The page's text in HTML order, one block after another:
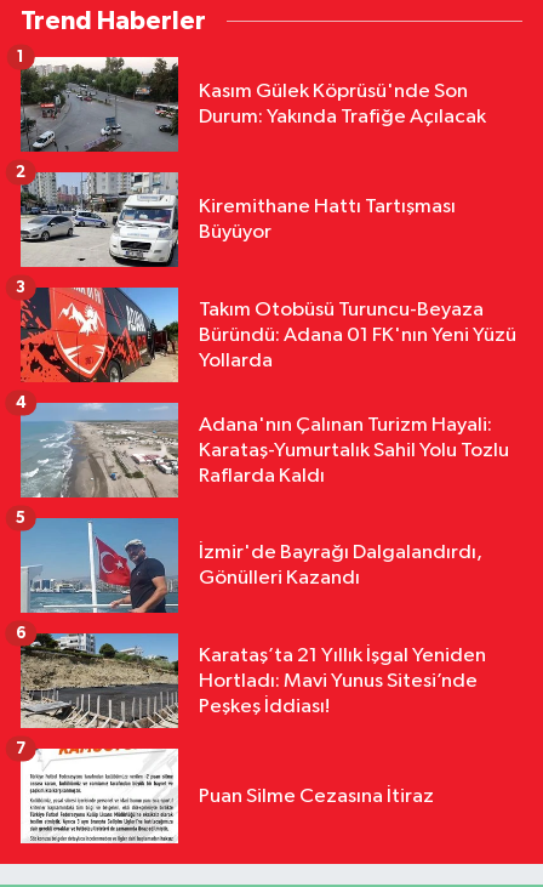
İşçinin Cenazesi Ailesine Teslim
12:16Feke’de Mahalle Çalışmaları
11:31Yumurtalık’ta Yollar,
Yerel Yönetimler
11:29Kozan’da Yaz Konserleri
Trend Haberler
Kasım Gülek Köprüsü'nde Son
Durum: Yakında Trafiğe Açılacak
1
Kiremithane Hattı Tartışması
Büyüyor
2
Takım Otobüsü Turuncu-Beyaza
Büründü: Adana 01 FK'nın Yeni Yüzü
Yollarda
3
Adana'nın Çalınan Turizm Hayali:
Karataş-Yumurtalık Sahil Yolu Tozlu
Raflarda Kaldı
4
İzmir'de Bayrağı Dalgalandırdı,
Gönülleri Kazandı
5
Karataş’ta 21 Yıllık İşgal Yeniden
Hortladı: Mavi Yunus Sitesi’nde
Peşkeş İddiası!
6
Puan Silme Cezasına İtiraz
7